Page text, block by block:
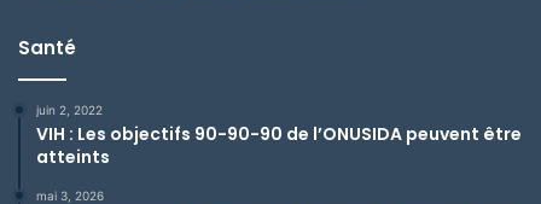
Santé
juin 2, 2022
VIH : Les objectifs 90-90-90 de l’ONUSIDA peuvent être
atteints
mai 3, 2026